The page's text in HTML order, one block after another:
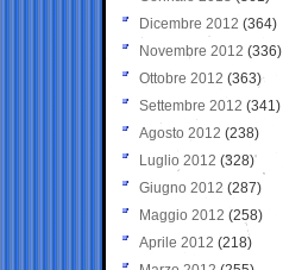
Dicembre 2012 (364)
Novembre 2012 (336)
Ottobre 2012 (363)
Settembre 2012 (341)
Agosto 2012 (238)
Luglio 2012 (328)
Giugno 2012 (287)
Maggio 2012 (258)
Aprile 2012 (218)